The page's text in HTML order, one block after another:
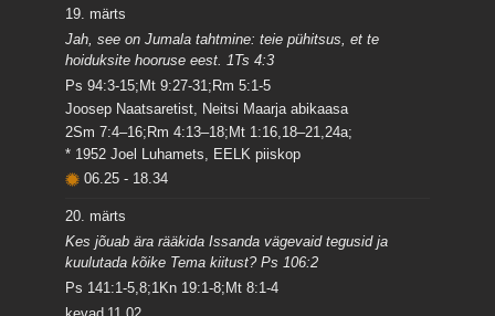
19. märts
Jah, see on Jumala tahtmine: teie pühitsus, et te
hoiduksite hooruse eest. 1Ts 4:3
Ps 94:3-15;Mt 9:27-31;Rm 5:1-5
Joosep Naatsaretist, Neitsi Maarja abikaasa
2Sm 7:4–16;Rm 4:13–18;Mt 1:16,18–21,24a;
* 1952 Joel Luhamets, EELK piiskop
06.25- 18.34
20. märts
Kes jõuab ära rääkida Issanda vägevaid tegusid ja
kuulutada kõike Tema kiitust? Ps 106:2
Ps 141:1-5,8;1Kn 19:1-8;Mt 8:1-4